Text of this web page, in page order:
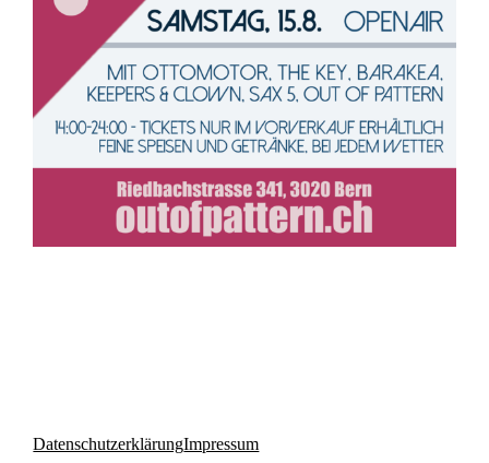
DatenschutzerklärungImpressum